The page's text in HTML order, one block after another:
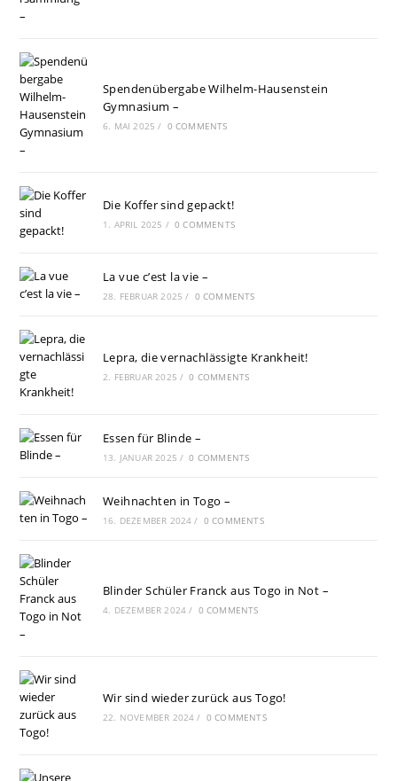
Spendenübergabe Wilhelm-Hausenstein
Gymnasium –
6. MAI 2025 / 0 COMMENTS
Die Koffer sind gepackt!
1. APRIL 2025 / 0 COMMENTS
La vue c’est la vie –
28. FEBRUAR 2025 / 0 COMMENTS
Lepra, die vernachlässigte Krankheit!
2. FEBRUAR 2025 / 0 COMMENTS
Essen für Blinde –
13. JANUAR 2025 / 0 COMMENTS
Weihnachten in Togo –
16. DEZEMBER 2024 / 0 COMMENTS
Blinder Schüler Franck aus Togo in Not –
4. DEZEMBER 2024 / 0 COMMENTS
Wir sind wieder zurück aus Togo!
22. NOVEMBER 2024 / 0 COMMENTS